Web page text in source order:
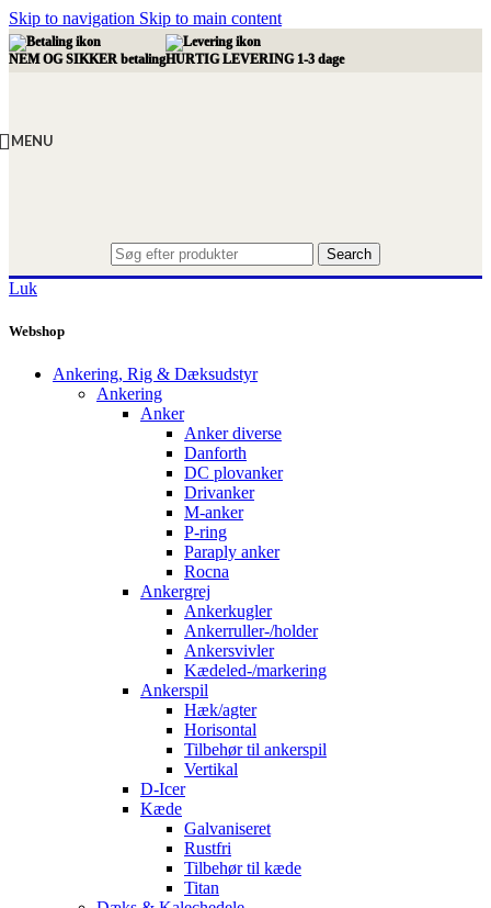
Skip to navigation Skip to main content
NEM OG SIKKER betalingHURTIG LEVERING 1-3 dage
MENU
Search
Luk
Webshop
Ankering, Rig & Dæksudstyr
Ankering
Anker
Anker diverse
Danforth
DC plovanker
Drivanker
M-anker
P-ring
Paraply anker
Rocna
Ankergrej
Ankerkugler
Ankerruller-/holder
Ankersvivler
Kædeled-/markering
Ankerspil
Hæk/agter
Horisontal
Tilbehør til ankerspil
Vertikal
D-Icer
Kæde
Galvaniseret
Rustfri
Tilbehør til kæde
Titan